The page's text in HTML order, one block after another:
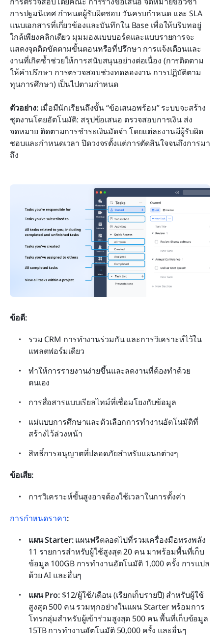
การปฐมนิเทศ กำหนดผู้รับผิดชอบ วันครบกำหนด และ SLA
แนบเอกสารที่เกี่ยวข้องและบันทึกใน Base เพื่อให้บริบทอยู่
ใกล้เพียงคลิกเดียว มุมมองแบบบอร์ดและแบบรายการจะ
แสดงจุดติดขัดตามขั้นตอนหรือที่ปรึกษา การแจ้งเตือนและ
งานที่เกิดซ้ำช่วยให้การสนับสนุนอย่างต่อเนื่อง (การติดตาม
ให้คำปรึกษา การตรวจสอบช่วงทดลองงาน การปฏิบัติตาม
ทุนการศึกษา) เป็นไปตามกำหนด
ตัวอย่าง: เมื่อมีนักเรียนถึงขั้น “ข้อเสนอพร้อม” ระบบจะสร้าง
ชุดงานโดยอัตโนมัติ: สรุปข้อเสนอ ตรวจสอบการเงิน ส่ง
จดหมาย ติดตามการชำระเงินมัดจำ โดยแต่ละงานมีผู้รับผิด
ชอบและกำหนดเวลา ปิดวงจรตั้งแต่การตัดสินใจจนถึงการมา
ถึง
ข้อดี:
รวม CRM การทำงานร่วมกัน และการวิเคราะห์ไว้ใน
แพลตฟอร์มเดียว
ทำให้การรายงานง่ายขึ้นและลดงานที่ต้องทำด้วย
ตนเอง
การสื่อสารแบบเรียลไทม์ที่เชื่อมโยงกับข้อมูล
แม่แบบการศึกษาและตัวเลือกการทำงานอัตโนมัติที่
สร้างไว้ล่วงหน้า
สิทธิ์การอนุญาตที่ปลอดภัยสำหรับแผนกต่างๆ
ข้อเสีย:
การวิเคราะห์ขั้นสูงอาจต้องใช้เวลาในการตั้งค่า
การกำหนดราคา:
แผน Starter: แผนฟรีตลอดไปที่รวมเครื่องมือทรงพลัง
11 รายการสำหรับผู้ใช้สูงสุด 20 คน มาพร้อมพื้นที่เก็บ
ข้อมูล 100GB การทำงานอัตโนมัติ 1,000 ครั้ง การแปล
ด้วย AI และอื่นๆ
แผน Pro: $12/ผู้ใช้/เดือน (เรียกเก็บรายปี) สำหรับผู้ใช้
สูงสุด 500 คน รวมทุกอย่างในแผน Starter พร้อมการ
โทรกลุ่มสำหรับผู้เข้าร่วมสูงสุด 500 คน พื้นที่เก็บข้อมูล
15TB การทำงานอัตโนมัติ 50,000 ครั้ง และอื่นๆ